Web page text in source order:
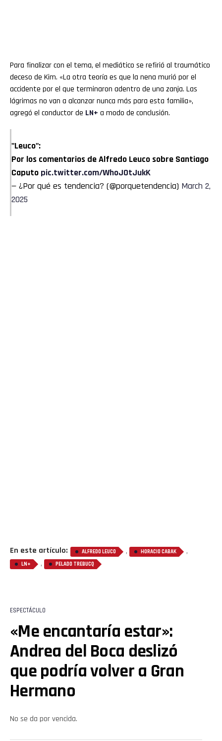
Para finalizar con el tema, el mediático se refirió al traumático
deceso de Kim. «La otra teoría es que la nena murió por el
accidente por el que terminaron adentro de una zanja. Las
lágrimas no van a alcanzar nunca más para esta familia»,
agregó el conductor de LN+ a modo de conclusión.
"Leuco":
Por los comentarios de Alfredo Leuco sobre Santiago
Caputo pic.twitter.com/WhoJOtJukK
— ¿Por qué es tendencia? (@porquetendencia) March 2,
2025
En este artículo: ALFREDO LEUCO , HORACIO CABAK ,
LN+ , PELADO TREBUCQ
ESPECTÁCULO
«Me encantaría estar»:
Andrea del Boca deslizó
que podría volver a Gran
Hermano
No se da por vencida.